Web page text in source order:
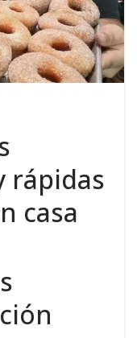
rápidas
casa